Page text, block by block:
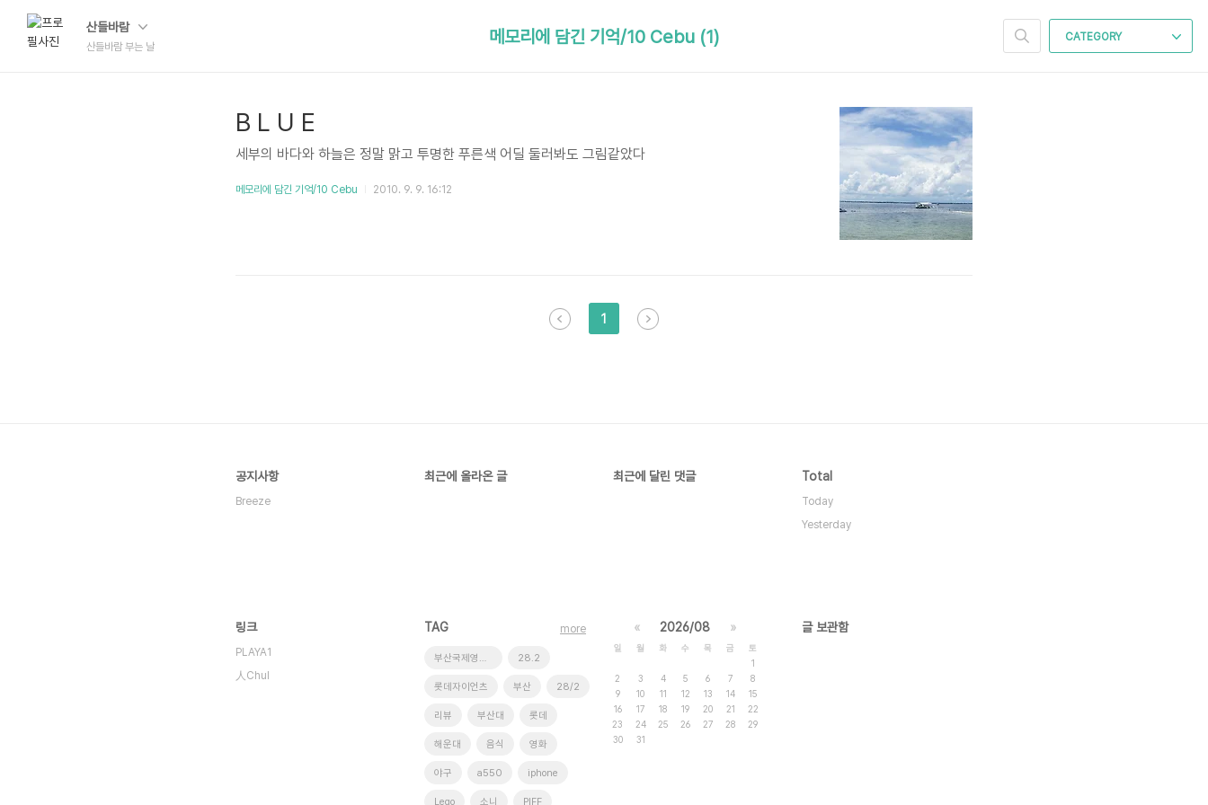
산들바람
산들바람 부는 날
CATEGORY
메모리에 담긴 기억/10 Cebu (1)
B L U E
세부의 바다와 하늘은 정말 맑고 투명한 푸른색 어딜 둘러봐도 그림같았다
메모리에 담긴 기억/10 Cebu 2010. 9. 9. 16:12
1
공지사항
Breeze
최근에 올라온 글 최근에 달린 댓글 Total
Today
Yesterday
링크
PLAYA1
人Chul
TAG
부산국제영화제 28.2
롯데자이언츠 부산 28/2
리뷰 부산대 롯데
해운대 음식 영화
야구 a550 iphone
Lego 소니 PIFF
more « 2026/08 »
일 월 화 수 목 금
토
1
2
3 4 5 6 7
8
9
10 11 12 13 14
15
16
17 18 19 20 21
22
23
24 25 26 27 28
29
30
31
글 보관함